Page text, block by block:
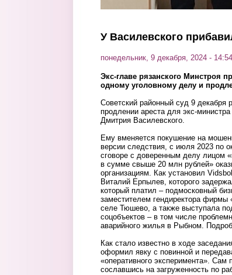
У Василевского
понедельник, 9 декабря, 2024 - 14:54
Экс-главе рязанского Минстроя
одному уголовному делу и
Советский районный суд 9 декабря
продлении ареста для экс-
Дмитрия Василевского.
Ему вменяется покушение на
версии следствия, с июля 2023 по
сговоре с доверенным делу лицом
в сумме свыше 20 млн рублей»
организациям. Как установил
Виталий Ерпылев, которого
который платил – подмосковный
заместителем гендиректора фирмы
селе Тюшево, а также выступала
соцобъектов – в том числе
аварийного жилья в Рыбном.
Как стало известно в ходе
оформил явку с повинной и
«оперативного эксперимента».
сославшись на загруженность по